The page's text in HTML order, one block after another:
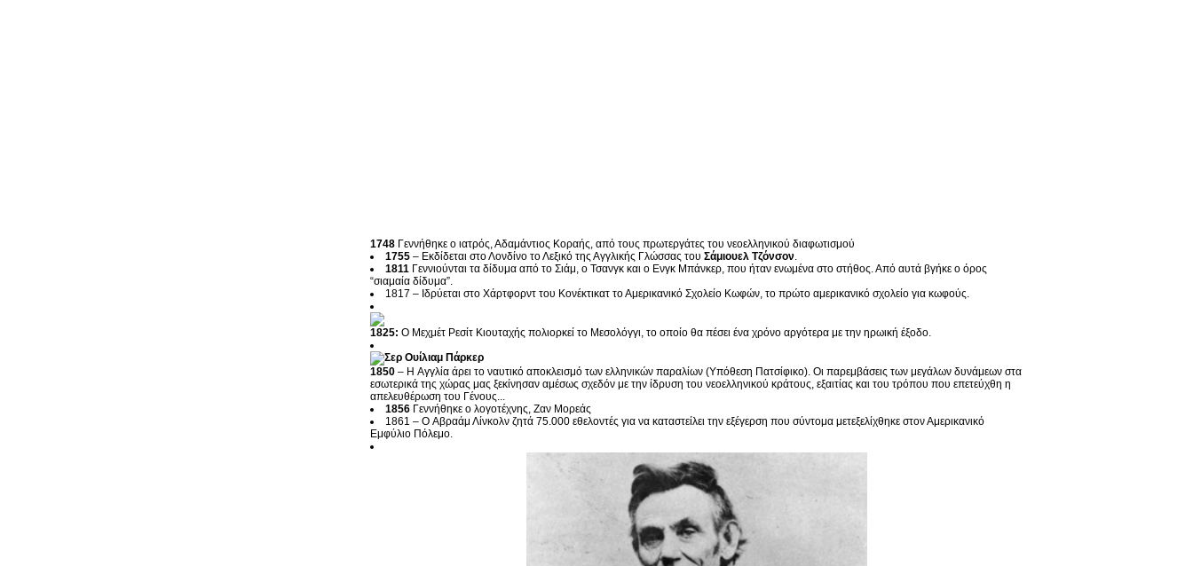
1748 Γεννήθηκε ο ιατρός, Αδαμάντιος Κοραής, από τους πρωτεργάτες του νεοελληνικού διαφωτισμού
1755 – Εκδίδεται στο Λονδίνο το Λεξικό της Αγγλικής Γλώσσας του Σάμιουελ Τζόνσον
1811 Γεννιούνται τα δίδυμα από το Σιάμ, ο Τσανγκ και ο Ενγκ Μπάνκερ, που ήταν ενωμένα στο στήθος. Από αυτά βγήκε ο όρος
“σιαμαία δίδυμα”.
1817 – Ιδρύεται στο Χάρτφορντ του Κονέκτικατ το Αμερικανικό Σχολείο Κωφών, το πρώτο αμερικανικό σχολείο για κωφούς.
1825: Ο Μεχμέτ Ρεσίτ Κιουταχής πολιορκεί το Μεσολόγγι, το οποίο θα πέσει ένα χρόνο αργότερα με την ηρωική έξοδο.
1850 – H Αγγλία άρει το ναυτικό αποκλεισμό των ελληνικών παραλίων (Υπόθεση Πατσίφικο). Οι παρεμβάσεις των μεγάλων δυνάμεων στα
εσωτερικά της χώρας μας ξεκίνησαν αμέσως σχεδόν με την ίδρυση του νεοελληνικού κράτους, εξαιτίας και του τρόπου που επετεύχθη η
απελευθέρωση του Γένους...
1856 Γεννήθηκε ο λογοτέχνης, Ζαν Μορεάς
1861 – Ο Αβραάμ Λίνκολν ζητά 75.000 εθελοντές για να καταστείλει την εξέγερση που σύντομα μετεξελίχθηκε στον Αμερικανικό
Εμφύλιο Πόλεμο.